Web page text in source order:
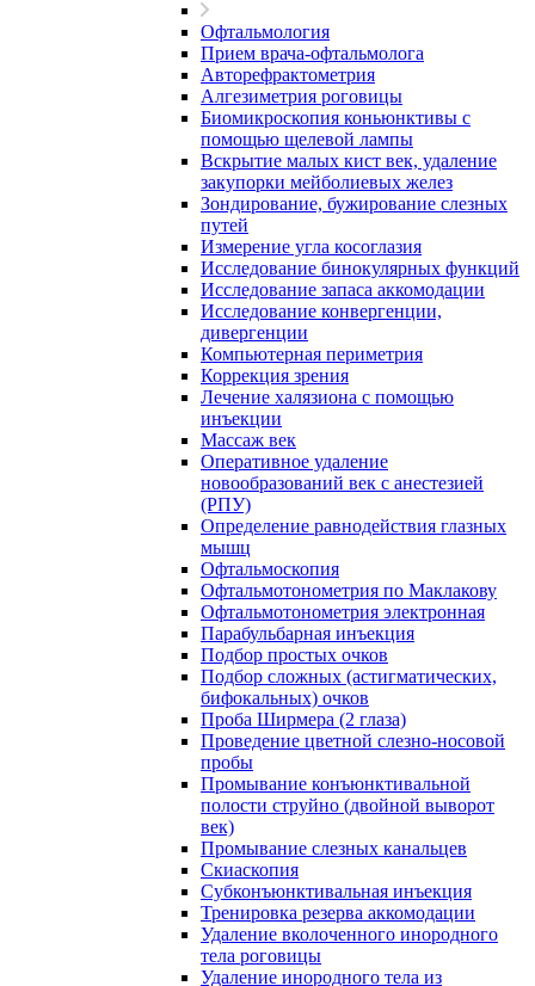
Офтальмология
Прием врача-офтальмолога
Авторефрактометрия
Алгезиметрия роговицы
Биомикроскопия коньюнктивы с
помощью щелевой лампы
Вскрытие малых кист век, удаление
закупорки мейболиевых желез
Зондирование, бужирование слезных
путей
Измерение угла косоглазия
Исследование бинокулярных функций
Исследование запаса аккомодации
Исследование конвергенции,
дивергенции
Компьютерная периметрия
Коррекция зрения
Лечение халязиона с помощью
инъекции
Массаж век
Оперативное удаление
новообразований век с анестезией
(РПУ)
Определение равнодействия глазных
мышц
Офтальмоскопия
Офтальмотонометрия по Маклакову
Офтальмотонометрия электронная
Парабульбарная инъекция
Подбор простых очков
Подбор сложных (астигматических,
бифокальных) очков
Проба Ширмера (2 глаза)
Проведение цветной слезно-носовой
пробы
Промывание конъюнктивальной
полости струйно (двойной выворот
век)
Промывание слезных канальцев
Скиаскопия
Субконъюнктивальная инъекция
Тренировка резерва аккомодации
Удаление вколоченного инородного
тела роговицы
Удаление инородного тела из